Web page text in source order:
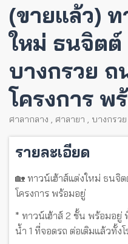
(ขายแล้ว) ท
ใหม่ ธนจิตต์
บางกรวย ถ
โครงการ พ
ศาลากลาง , ศาลายา , บางกรวย
รายละเอียด
🏡 ทาวน์เฮ้าส์แต่งใหม่ ธนจิ
โครงการ พร้อมอยู่
* ทาวน์เฮ้าส์ 2 ชั้น พร้อมอยู่
น้ำ 1 ที่จอดรถ ต่อเติมแล้วทั้ง